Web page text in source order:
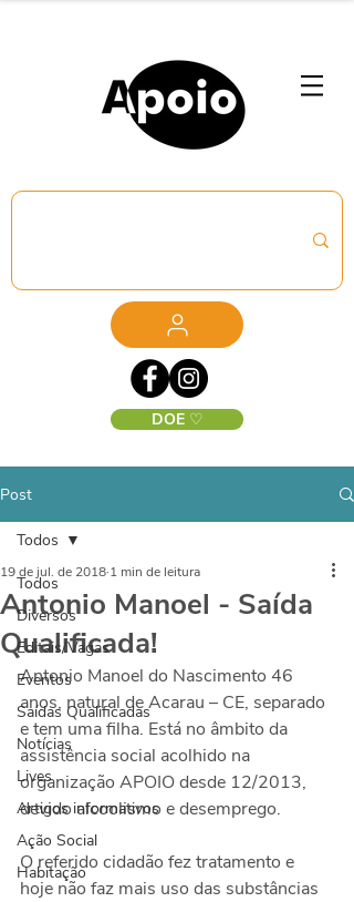
DOE ♡
Post
Todos
Diversos
Editais/Vagas
Eventos
Saídas Qualificadas
Notícias
Lives
Artigos informativos
Ação Social
Habitação
Todos
Antonio Manoel - Saída
Qualificada!
19 de jul. de 2018 1 min de leitura
Antonio Manoel do Nascimento 46
anos, natural de Acarau – CE, separado
e tem uma filha. Está no âmbito da
assistência social acolhido na
organização APOIO desde 12/2013,
devido alcoolismo e desemprego.
O referido cidadão fez tratamento e
hoje não faz mais uso das substâncias